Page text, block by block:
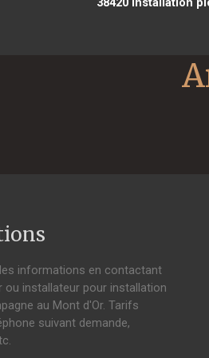
informations en contactant
ou installateur pour installation
au Mont d'Or. Tarifs
suivant demande,